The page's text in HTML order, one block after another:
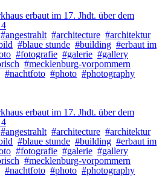
erbaut im 17. Jhdt. über dem
#angestrahlt #architecture #architektur
#blaue stunde #building #erbaut im
#fotografie #galerie #gallery
#mecklenburg-vorpommern
#nachtfoto #photo #photography
erbaut im 17. Jhdt. über dem
#angestrahlt #architecture #architektur
#blaue stunde #building #erbaut im
#fotografie #galerie #gallery
#mecklenburg-vorpommern
#nachtfoto #photo #photography